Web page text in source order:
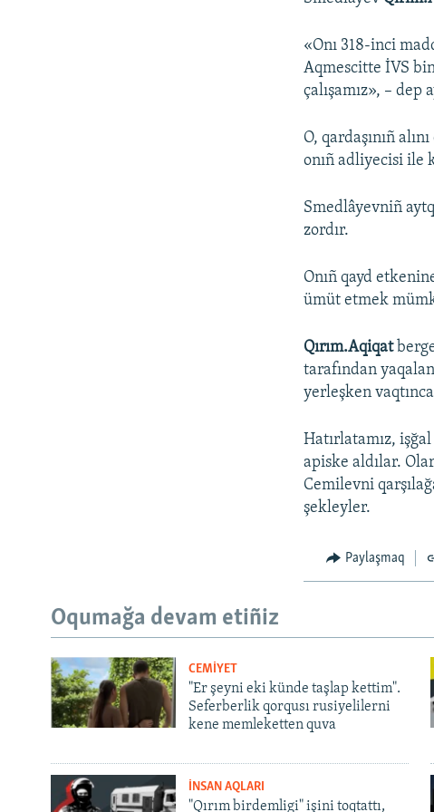
«Onı 318-inci
Aqmescitte İVS
çalışamız», – dep
O, qardaşınıñ
onıñ adliyecisi ile
Smedlâyevniñ
zordır.
Onıñ qayd
ümüt etmek
Qırım.Aqiqat
tarafından
yerleşken
Hatırlatamız,
apiske aldılar.
Cemilevni
şekleyler.
Paylaşmaq
Oqumağa devam etiñiz
CEMİYET
"Er şeyni eki künde taşlap kettim".
Seferberlik qorqusı rusiyelilerni
kene memleketten quva
İNSAN AQLARI
"Qırım birdemligi" işini toqtattı,